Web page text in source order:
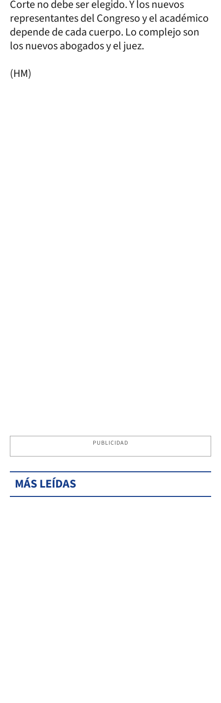
Corte no debe ser elegido. Y los nuevos
representantes del Congreso y el académico
depende de cada cuerpo. Lo complejo son
los nuevos abogados y el juez.
(HM)
PUBLICIDAD
MÁS LEÍDAS